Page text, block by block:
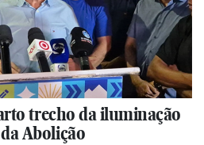
trecho da iluminação
Abolição